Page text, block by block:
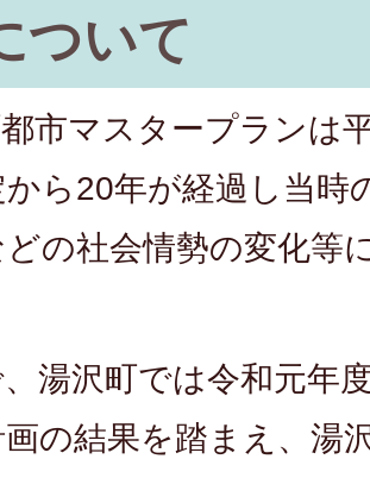
ついて
市マスタープランは
ら20年が経過し当時
どの社会情勢の変化等
湯沢町では令和元年
の結果を踏まえ、湯